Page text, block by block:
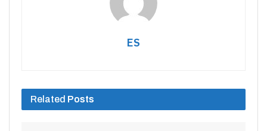
ES
Related Posts